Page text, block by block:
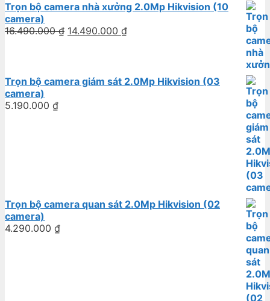
Trọn bộ camera nhà xưởng 2.0Mp Hikvision (10
camera)
16.490.000₫ 14.490.000 ₫
Trọn bộ camera giám sát 2.0Mp Hikvision (03
camera)
5.190.000 ₫
Trọn bộ camera quan sát 2.0Mp Hikvision (02
camera)
4.290.000 ₫